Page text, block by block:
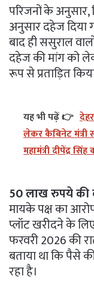
परिजनों के
अनुसार दहेज
बाद ही ससुराल
दहेज की मांग को
रूप से प्रताड़ित
यह भी पढ़ें 👉
लेकर कैबिनेट मंत्री
महामंत्री दीपेंद्र
50 लाख रुपये की
मायके पक्ष का
प्लॉट खरीदने के
फरवरी 2026 की
बताया था कि पैसे
रहा है।